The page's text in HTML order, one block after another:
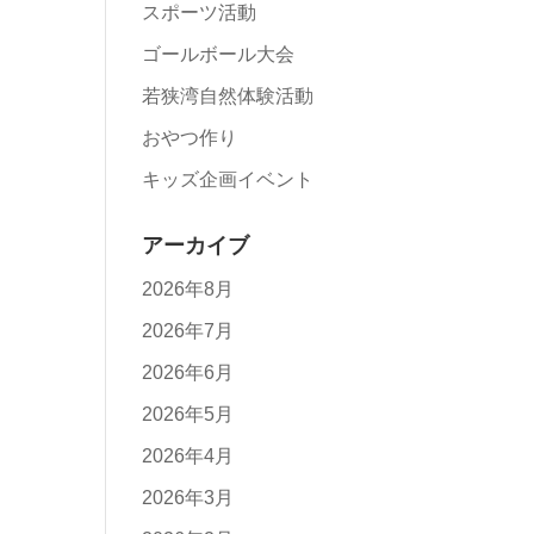
スポーツ活動
ゴールボール大会
若狭湾自然体験活動
おやつ作り
キッズ企画イベント
アーカイブ
2026年8月
2026年7月
2026年6月
2026年5月
2026年4月
2026年3月